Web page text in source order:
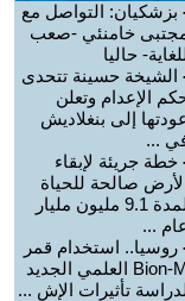
بزشكيان: التواصل مع
خامنئي -صعب
حاليا
الشيخة حسينة تتحدى
الإعدام وتعلن
إلى بنغلاديش
...
خطة جريئة لإبقاء
صالحة للحياة
لمدة 9.1 مليون مليار
...
روسيا.. استخدام قمر
Bion-M العلمي الجديد
تأثيرات الإش ...